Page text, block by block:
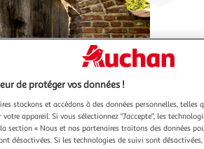
de protéger vos données !
stockons et accédons à des données personnelles, telles
appareil. Si vous sélectionnez "J'accepte", les
section « Nous et nos partenaires traitons des données
désactivées. Si les technologies de suivi sont